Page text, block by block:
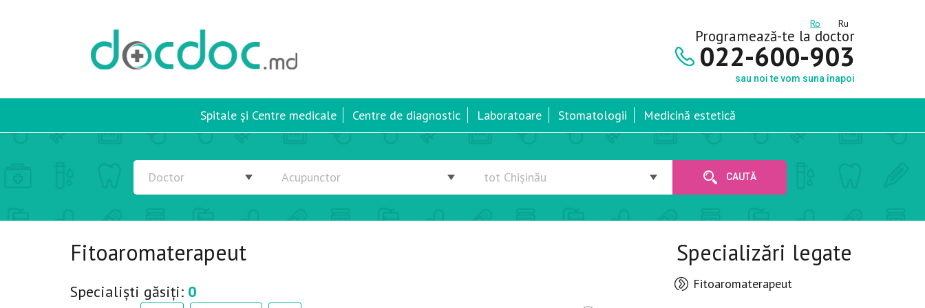
Ro Ru
Programează-te la doctor
022-600-903
sau noi te vom suna înapoi
Spitale și Centre medicale Centre de diagnostic Laboratoare Stomatologii Medicină estetică
CAUTĂ
Fitoaromaterapeut
Specialiști găsiți: 0
Specializări legate
Fitoaromaterapeut